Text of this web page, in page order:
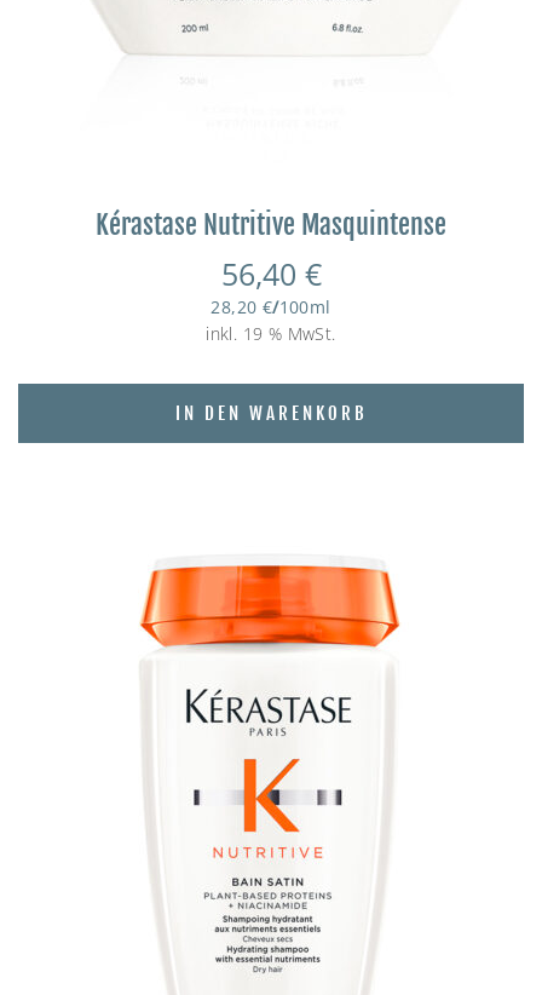
Kérastase Nutritive Masquintense
56,40 €
28,20 €/100ml
inkl. 19 % MwSt.
IN DEN WARENKORB